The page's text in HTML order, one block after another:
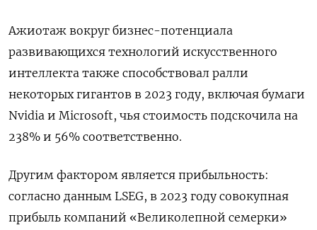
Ажиотаж вокруг бизнес-потенциала
развивающихся технологий искусственного
интеллекта также способствовал ралли
некоторых гигантов в 2023 году, включая бумаги
Nvidia и Microsoft, чья стоимость подскочила на
238% и 56% соответственно.
Другим фактором является прибыльность:
согласно данным LSEG, в 2023 году совокупная
прибыль компаний «Великолепной семерки»